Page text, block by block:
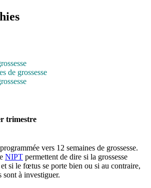
de grossesse
trimestre
vers 12 semaines de grossesse.
NIPT permettent de dire si la grossesse
si le fœtus se porte bien ou si au contraire,
sont à investiguer.